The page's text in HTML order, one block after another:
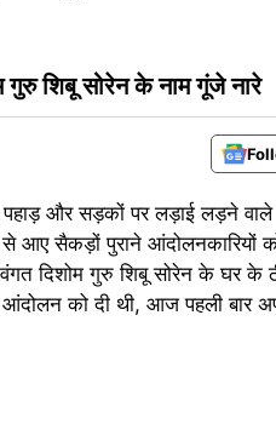
शिबू सोरेन के नाम गूंजे नारे
और सड़कों पर लड़ाई लड़ने वाले
आए सैकड़ों पुराने आंदोलनकारियों
दिशोम गुरु शिबू सोरेन के घर के
को दी थी, आज पहली बार